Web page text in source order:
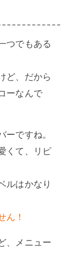
つでもある
ど、だから
ーなんで
ですね。
くて、リピ
ルはかなり
ん！
、メニュー